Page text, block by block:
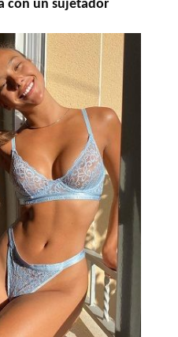
con un sujetador